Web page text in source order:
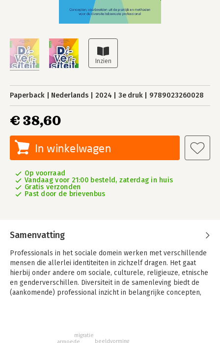
Paperback Nederlands 2024 3e druk 9789023260028
€ 38,60
In winkelwagen
Op voorraad
Vandaag voor 21:00 besteld, zaterdag in huis
Gratis verzonden
Past door de brievenbus
Samenvatting
Professionals in het sociale domein werken met verschillende
mensen die allerlei identiteiten in zichzelf dragen. Het gaat
hierbij onder andere om sociale, culturele, religieuze, etnische
en genderverschillen. Diversiteit in de samenleving biedt de
(aankomende) professional inzicht in belangrijke concepten,
In dit boek wordt er betekenis gegeven aan begrippen zoals
migratie
beeldvorming